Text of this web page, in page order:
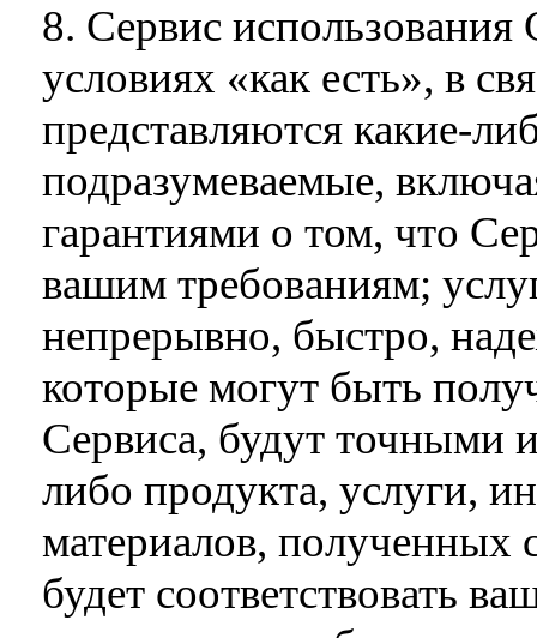
8. Сервис использования
условиях «как есть», в
представляются какие-
подразумеваемые,
гарантиями о том, что
вашим требованиям;
непрерывно, быстро,
которые могут быть
Сервиса, будут точными
либо продукта, услуги,
материалов, полученных
будет соответствовать